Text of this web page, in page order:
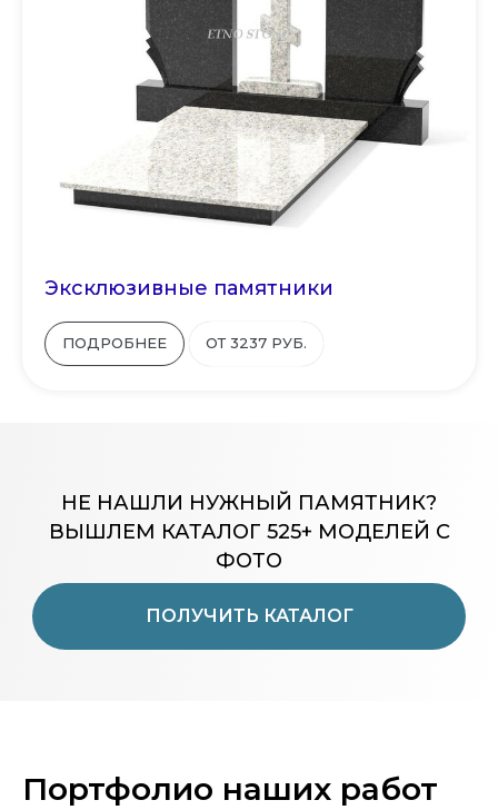
Эксклюзивные памятники
ПОДРОБНЕЕ ОТ 3237 РУБ.
ПОЛУЧИТЬ КАТАЛОГ
НЕ НАШЛИ НУЖНЫЙ ПАМЯТНИК?
ВЫШЛЕМ КАТАЛОГ 525+ МОДЕЛЕЙ С
ФОТО
Портфолио наших работ